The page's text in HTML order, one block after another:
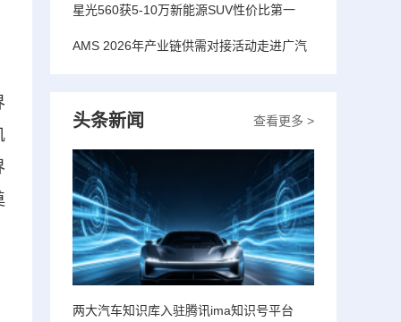
星光560获5-10万新能源SUV性价比第一
AMS 2026年产业链供需对接活动走进广汽
查看更多 >
头条新闻
两大汽车知识库入驻腾讯ima知识号平台